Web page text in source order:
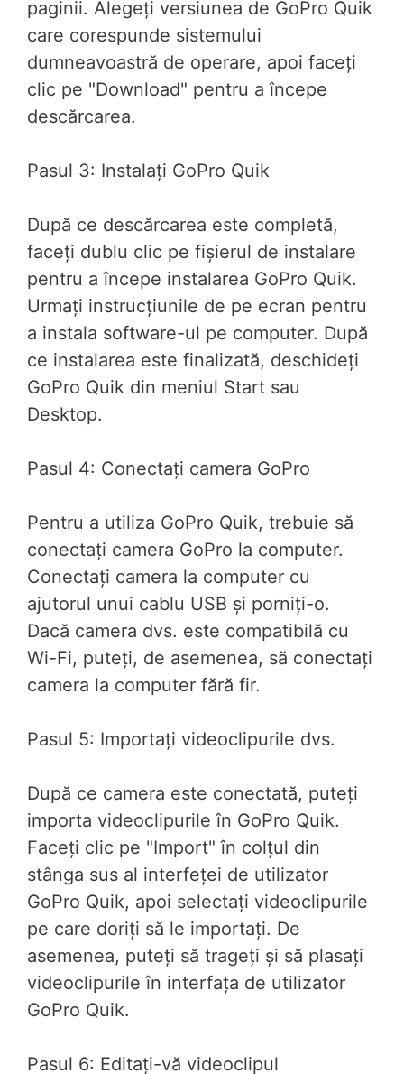
paginii. Alegeți versiunea de GoPro Quik
care corespunde sistemului
dumneavoastră de operare, apoi faceți
clic pe "Download" pentru a începe
descărcarea.
Pasul 3: Instalați GoPro Quik
După ce descărcarea este completă,
faceți dublu clic pe fișierul de instalare
pentru a începe instalarea GoPro Quik.
Urmați instrucțiunile de pe ecran pentru
a instala software-ul pe computer. După
ce instalarea este finalizată, deschideți
GoPro Quik din meniul Start sau
Desktop.
Pasul 4: Conectați camera GoPro
Pentru a utiliza GoPro Quik, trebuie să
conectați camera GoPro la computer.
Conectați camera la computer cu
ajutorul unui cablu USB și porniți-o.
Dacă camera dvs. este compatibilă cu
Wi-Fi, puteți, de asemenea, să conectați
camera la computer fără fir.
Pasul 5: Importați videoclipurile dvs.
După ce camera este conectată, puteți
importa videoclipurile în GoPro Quik.
Faceți clic pe "Import" în colțul din
stânga sus al interfeței de utilizator
GoPro Quik, apoi selectați videoclipurile
pe care doriți să le importați. De
asemenea, puteți să trageți și să plasați
videoclipurile în interfața de utilizator
GoPro Quik.
Pasul 6: Editați-vă videoclipul